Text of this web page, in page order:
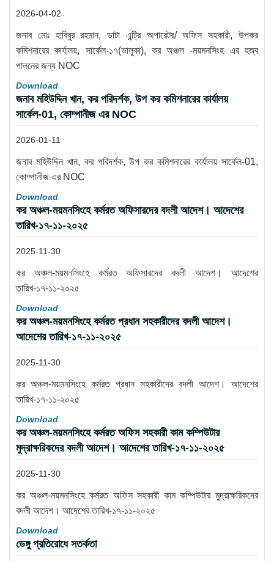
2026-04-02
জনাব মোঃ হাবিবুর রহমান, ডাটা এন্ট্রি অপারেটর/ অফিস সহকারী, উপকর
কমিশনারের কার্যালয়, সার্কেল-১৭(ভালুকা), কর অঞ্চল -ময়মনসিংহ এর হজ্ব
পালনের জন্য NOC
Download
জনাব মহিউদ্দিন খান, কর পরিদর্শক, উপ কর কমিশনারের কার্যালয়
সার্কেল-01, কোম্পানীজ এর NOC
2026-01-11
জনাব মহিউদ্দিন খান, কর পরিদর্শক, উপ কর কমিশনারের কার্যালয় সার্কেল-01,
কোম্পানীজ এর NOC
Download
কর অঞ্চল-ময়মনসিংহে কর্মরত অফিসারদের বদলী আদেশ। আদেশের
তারিখ-১৭-১১-২০২৫
2025-11-30
কর অঞ্চল-ময়মনসিংহে কর্মরত অফিসারদের বদলী আদেশ। আদেশের
তারিখ-১৭-১১-২০২৫
Download
কর অঞ্চল-ময়মনসিংহে কর্মরত প্রধান সহকারীদের বদলী আদেশ।
আদেশের তারিখ-১৭-১১-২০২৫
2025-11-30
কর অঞ্চল-ময়মনসিংহে কর্মরত প্রধান সহকারীদের বদলী আদেশ। আদেশের
তারিখ-১৭-১১-২০২৫
Download
কর অঞ্চল-ময়মনসিংহে কর্মরত অফিস সহকারী কাম কম্পিউটার
মুদ্রাক্ষরিকদের বদলী আদেশ। আদেশের তারিখ-১৭-১১-২০২৫
2025-11-30
কর অঞ্চল-ময়মনসিংহে কর্মরত অফিস সহকারী কাম কম্পিউটার মুদ্রাক্ষরিকদের
বদলী আদেশ। আদেশের তারিখ-১৭-১১-২০২৫
Download
ডেঙ্গু প্রতিরোধে সতর্কতা